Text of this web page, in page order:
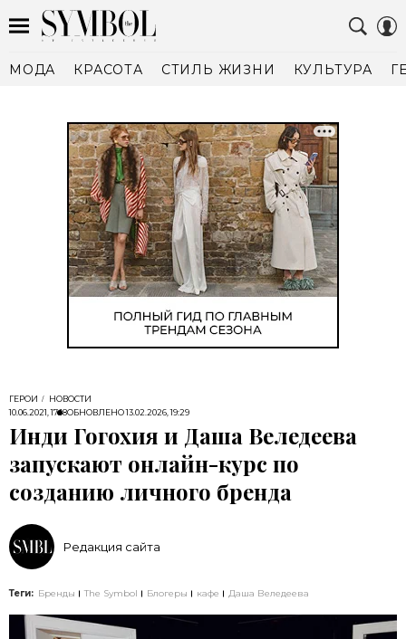
МОДА КРАСОТА СТИЛЬ ЖИЗНИ КУЛЬТУРА
ГЕРОИ
НОВОСТИ
10.06.2021, 17:18ОБНОВЛЕНО13.02.2026, 19:29
Инди Гогохия и Даша Веледеева
запускают онлайн-курс по
созданию личного бренда
Редакция сайта
Теги: Бренды The Symbol Блогеры кафе Даша Веледеева